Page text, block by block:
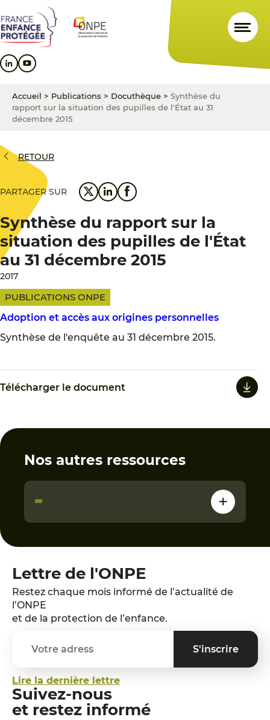
au
contenu
principal
au
menu
principal
au
pied
de
Accueil > Publications > Docuthèque > Synthèse du
rapport sur la situation des pupilles de l'État au 31
décembre 2015
RETOUR
PARTAGER SUR
Synthèse du rapport sur la
situation des pupilles de l'État
au 31 décembre 2015
2017
PUBLICATIONS ONPE
Adoption et accès aux origines personnelles
Synthèse de l'enquête au 31 décembre 2015.
Télécharger le document
Nos autres ressources
Lettre de l'ONPE
Restez chaque mois informé de l’actualité de
l’ONPE
et de la protection de l’enfance.
Lire la dernière lettre
Suivez-nous
et restez informé